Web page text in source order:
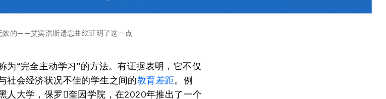
效的——艾宾浩斯遗忘曲线证明了这一点
为“完全主动学习”的方法。有证据表明，它不仅
社会经济状况不佳的学生之间的教育差距。例
人大学，保罗奎因学院，在2020年推出了一个